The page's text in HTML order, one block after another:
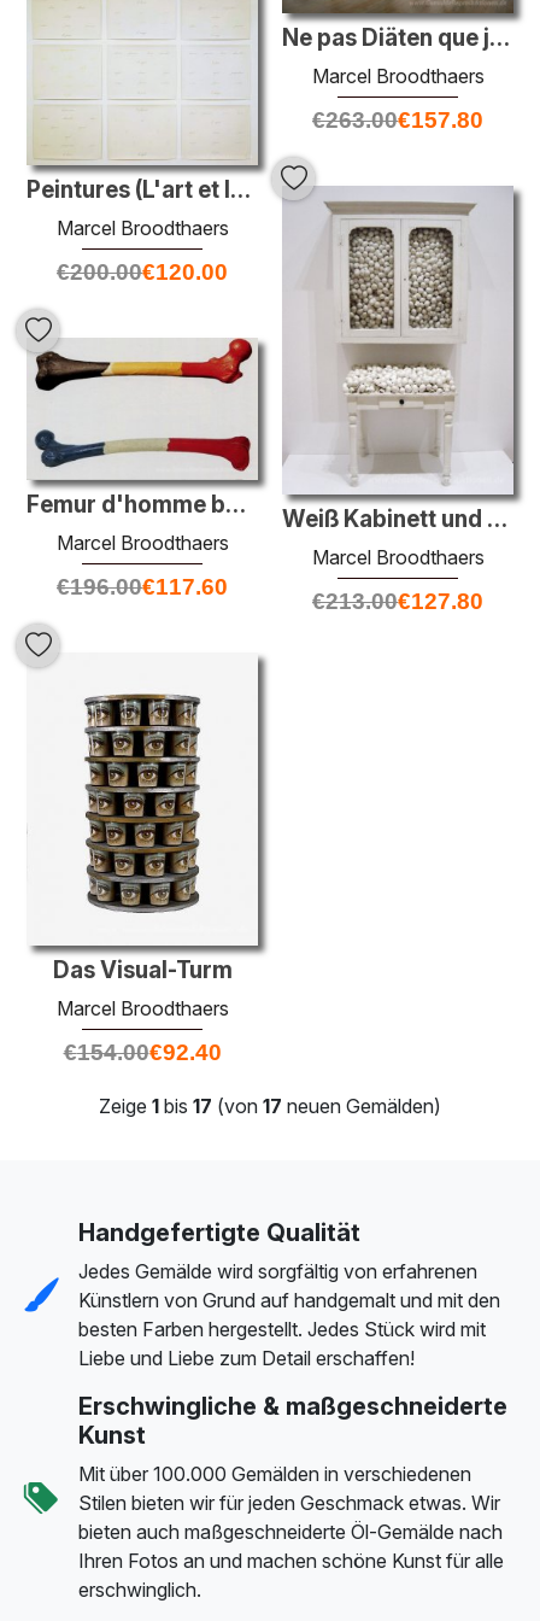
Ne pas Diäten que je ne l'ai pas dit - Le Perroquet
Marcel Broodthaers
€263.00€157.80
Peintures (L'art et les mots)
Marcel Broodthaers
€200.00€120.00
Weiß Kabinett und White Table
Marcel Broodthaers
€213.00€127.80
Femur d'homme belge & fémur de la femme francaise
Marcel Broodthaers
€196.00€117.60
Das Visual-Turm
Marcel Broodthaers
€154.00€92.40
Zeige 1 bis 17 (von 17 neuen Gemälden)
Handgefertigte Qualität
Jedes Gemälde wird sorgfältig von erfahrenen
Künstlern von Grund auf handgemalt und mit den
besten Farben hergestellt. Jedes Stück wird mit
Liebe und Liebe zum Detail erschaffen!
Erschwingliche & maßgeschneiderte
Kunst
Mit über 100.000 Gemälden in verschiedenen
Stilen bieten wir für jeden Geschmack etwas. Wir
bieten auch maßgeschneiderte Öl-Gemälde nach
Ihren Fotos an und machen schöne Kunst für alle
erschwinglich.